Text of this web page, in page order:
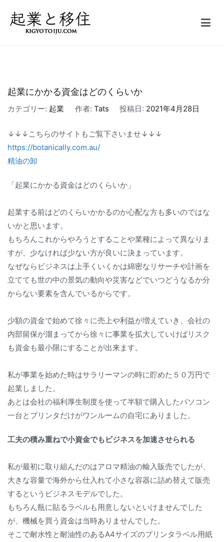
起業にかかる資金はどのくらいか
カテゴリー: 起業 作者: Tats 投稿日: 2021年4月28日
↓↓↓こちらのサイトもご覧下さいませ↓↓↓
https://botanically.com.au/
精油の卸
「起業にかかる資金はどのくらいか」
起業する前はどのくらいかかるのか心配な方も多いのではな
いかと思います。
もちろんこれからやろうとすることや業種によって異なりま
すが、少なければ少ない方が良いに決まっています。
なぜならビジネスは上手くいくかは綿密なリサーチや計画を
立てても世の中の景気の動向や災害などでいつどうなるか分
からない要素を含んでいるからです。
少額の資金で始めて徐々に売上や利益が増えていき、会社の
内部留保が溜まってから徐々に事業を拡大していけばリスク
も資金も最小限にすることが出来ます。
私が事業を始めた時はサラリーマンの時に貯めた５０万円で
起業しました。
あとは会社の福利厚生制度を使って半額で購入したパソコン
一台とプリンタだけがワンルームの自宅にありました。
工夫の積み重ねで小資金でもビジネスを加速させられる
私が最初に取り組んだのはアロマ精油の輸入販売でしたが、
大きな容量で海外から仕入れて小さな容器に詰め替えて販売
するというビジネスモデルでした。
もちろん瓶に貼るラベルも用意しないといけませんでした
が、機械を買う資金は当時ありませんでした。
そこで耐水性と耐油性のあるA4サイズのプリンタラベル用紙